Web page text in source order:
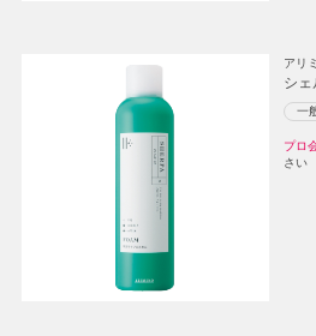
アリ
シ
一
プロ
さい